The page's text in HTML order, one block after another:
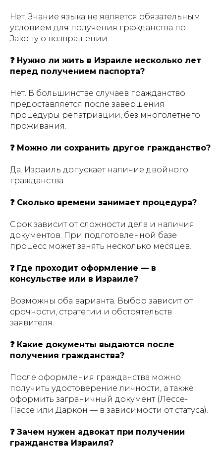
Нет. Знание языка не является обязательным
условием для получения гражданства по
Закону о возвращении.
❓ Нужно ли жить в Израиле несколько лет
перед получением паспорта?
Нет. В большинстве случаев гражданство
предоставляется после завершения
процедуры репатриации, без многолетнего
проживания.
❓ Можно ли сохранить другое гражданство?
Да. Израиль допускает наличие двойного
гражданства.
❓ Сколько времени занимает процедура?
Срок зависит от сложности дела и наличия
документов. При подготовленной базе
процесс может занять несколько месяцев.
❓ Где проходит оформление — в
консульстве или в Израиле?
Возможны оба варианта. Выбор зависит от
срочности, стратегии и обстоятельств
заявителя.
❓ Какие документы выдаются после
получения гражданства?
После оформления гражданства можно
получить удостоверение личности, а также
оформить заграничный документ (Лессе-
Пассе или Даркон — в зависимости от статуса).
❓ Зачем нужен адвокат при получении
гражданства Израиля?